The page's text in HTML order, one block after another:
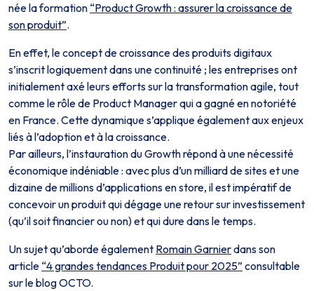
née la formation “Product Growth : assurer la croissance de
son produit”.
En effet, le concept de croissance des produits digitaux
s’inscrit logiquement dans une continuité ; les entreprises ont
initialement axé leurs efforts sur la transformation agile, tout
comme le rôle de Product Manager qui a gagné en notoriété
en France. Cette dynamique s’applique également aux enjeux
liés à l’adoption et à la croissance.
Par ailleurs, l’instauration du Growth répond à une nécessité
économique indéniable : avec plus d’un milliard de sites et une
dizaine de millions d’applications en store, il est impératif de
concevoir un produit qui dégage une retour sur investissement
(qu’il soit financier ou non) et qui dure dans le temps.
Un sujet qu’aborde également Romain Garnierdans son
article “4 grandes tendances Produit pour 2025” consultable
sur le blog OCTO.